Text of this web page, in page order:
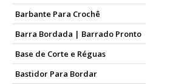
Barbante Para Crochê
Barra Bordada | Barrado Pronto
Base de Corte e Réguas
Bastidor Para Bordar